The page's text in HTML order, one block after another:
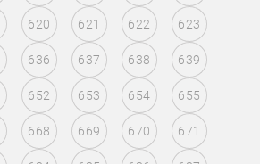
620 621 622 623
636 637 638 639
652 653 654 655
668 669 670 671